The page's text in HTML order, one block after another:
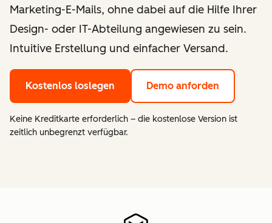
Marketing-E-Mails, ohne dabei auf die Hilfe Ihrer
Design- oder IT-Abteilung angewiesen zu sein.
Intuitive Erstellung und einfacher Versand.
Kostenlos loslegen Demo anforden
Keine Kreditkarte erforderlich – die kostenlose Version ist
zeitlich unbegrenzt verfügbar.